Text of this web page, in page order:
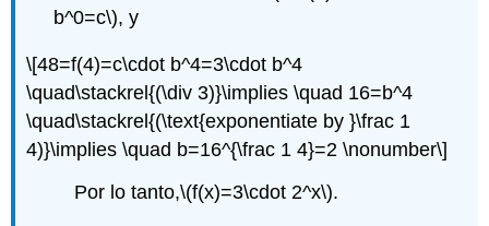
b^0=c\), y
\[48=f(4)=c\cdot b^4=3\cdot b^4
\quad\stackrel{(\div 3)}\implies \quad 16=b^4
\quad\stackrel{(\text{exponentiate by }\frac 1
4)}\implies \quad b=16^{\frac 1 4}=2 \nonumber\]
Por lo tanto,\(f(x)=3\cdot 2^x\).